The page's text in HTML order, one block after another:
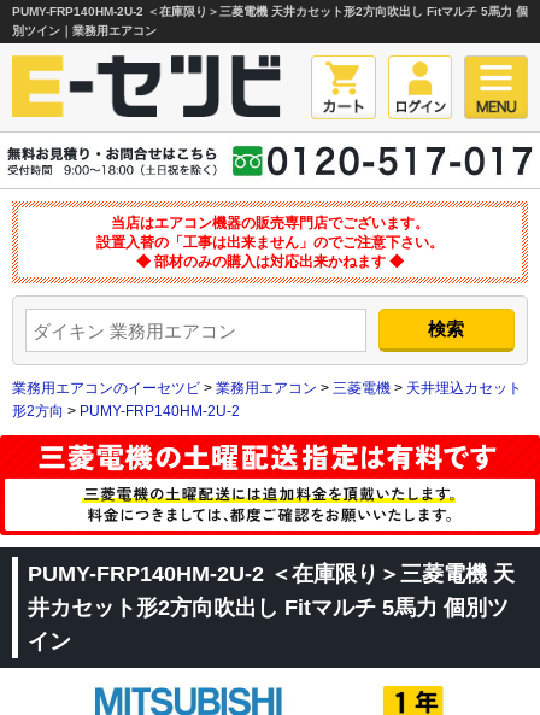
PUMY-FRP140HM-2U-2 ＜在庫限り＞三菱電機 天井カセット形2方向吹出し Fitマルチ 5馬力 個
別ツイン｜業務用エアコン
当店はエアコン機器の販売専門店でございます。
設置入替の「工事は出来ません」のでご注意下さい。
◆ 部材のみの購入は対応出来かねます ◆
業務用エアコンのイーセツビ > 業務用エアコン > 三菱電機 > 天井埋込カセット
形2方向 > PUMY-FRP140HM-2U-2
PUMY-FRP140HM-2U-2 ＜在庫限り＞三菱電機 天
井カセット形2方向吹出し Fitマルチ 5馬力 個別ツ
イン